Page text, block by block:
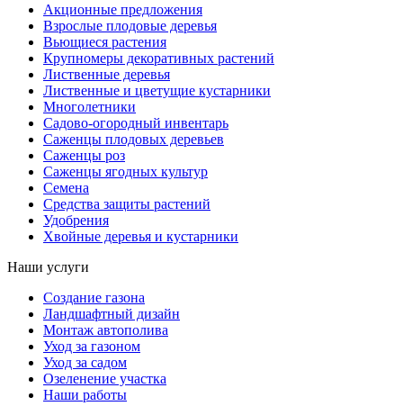
Акционные предложения
Взрослые плодовые деревья
Вьющиеся растения
Крупномеры декоративных растений
Лиственные деревья
Лиственные и цветущие кустарники
Многолетники
Садово-огородный инвентарь
Саженцы плодовых деревьев
Саженцы роз
Саженцы ягодных культур
Семена
Средства защиты растений
Удобрения
Хвойные деревья и кустарники
Наши услуги
Создание газона
Ландшафтный дизайн
Монтаж автополива
Уход за газоном
Уход за садом
Озеленение участка
Наши работы